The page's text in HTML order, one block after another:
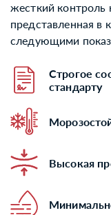
жесткий контроль
представленная в
следующими
Строгое
стандарту
Высокая